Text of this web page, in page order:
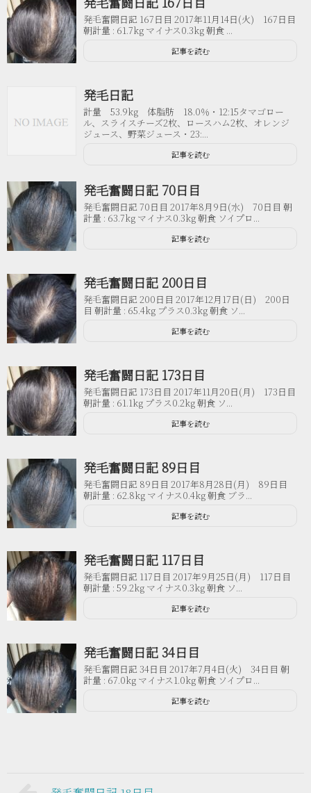
発毛奮闘日記 167日目 2017年11月14日(火) 167日目
朝計量 : 61.7kg マイナス0.3kg 朝食 ...
記事を読む
発毛日記
計量 53.9kg 体脂肪 18.0％・12:15タマゴロー
ル、スライスチーズ2枚、ロースハム2枚、オレンジ
ジュース、野菜ジュース・23:...
記事を読む
発毛奮闘日記 70日目
発毛奮闘日記 70日目 2017年8月9日(水) 70日目 朝
計量 : 63.7kg マイナス0.3kg 朝食 ソイプロ...
記事を読む
発毛奮闘日記 200日目
発毛奮闘日記 200日目 2017年12月17日(日) 200日
目 朝計量 : 65.4kg プラス0.3kg 朝食 ソ...
記事を読む
発毛奮闘日記 173日目
発毛奮闘日記 173日目 2017年11月20日(月) 173日目
朝計量 : 61.1kg プラス0.2kg 朝食 ソ...
記事を読む
発毛奮闘日記 89日目
発毛奮闘日記 89日目 2017年8月28日(月) 89日目
朝計量 : 62.8kg マイナス0.4kg 朝食 ブラ...
記事を読む
発毛奮闘日記 117日目
発毛奮闘日記 117日目 2017年9月25日(月) 117日目
朝計量 : 59.2kg マイナス0.3kg 朝食 ソ...
記事を読む
発毛奮闘日記 34日目
発毛奮闘日記 34日目 2017年7月4日(火) 34日目 朝
計量 : 67.0kg マイナス1.0kg 朝食 ソイプロ...
記事を読む